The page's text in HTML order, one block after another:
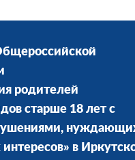
родителей
старше 18 лет с
интересов» в